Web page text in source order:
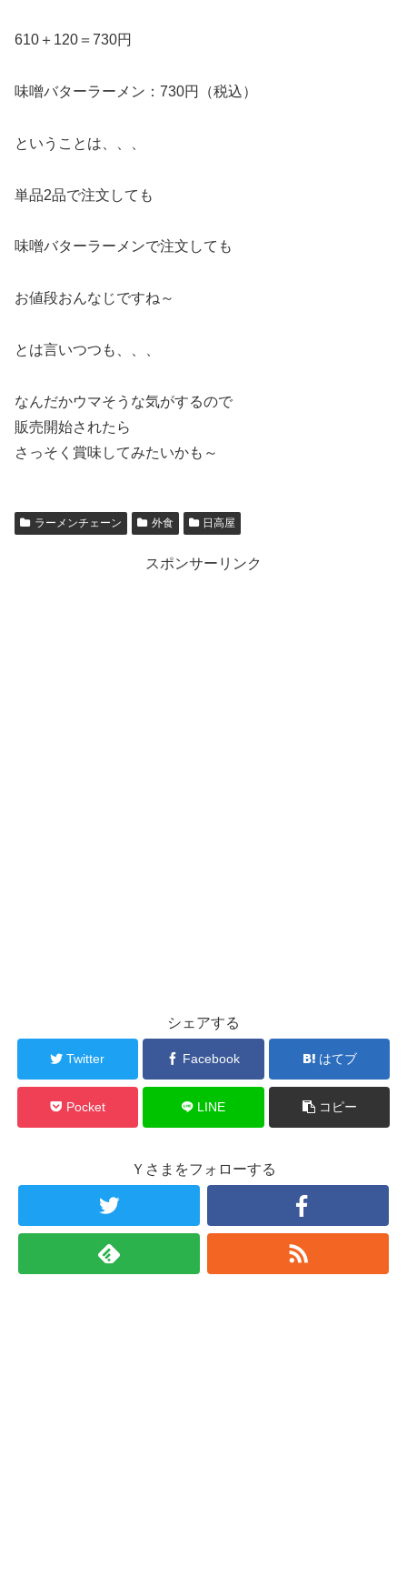
610＋120＝730円
味噌バターラーメン：730円（税込）
ということは、、、
単品2品で注文しても
味噌バターラーメンで注文しても
お値段おんなじですね～
とは言いつつも、、、
なんだかウマそうな気がするので
販売開始されたら
さっそく賞味してみたいかも～
ラーメンチェーン 外食 日高屋
スポンサーリンク
シェアする
Twitter Facebook はてブ
Pocket LINE コピー
Ｙさまをフォローする